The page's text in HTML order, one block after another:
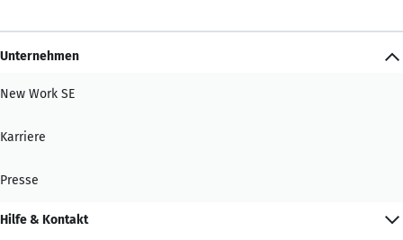
Unternehmen
New Work SE
Karriere
Presse
Hilfe & Kontakt